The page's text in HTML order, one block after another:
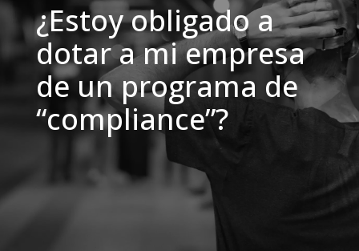
¿Estoy obligado a
dotar a mi empresa
de un programa de
“compliance”?